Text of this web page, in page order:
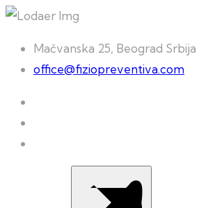
Mačvanska 25, Beograd Srbija
office@fiziopreventiva.com